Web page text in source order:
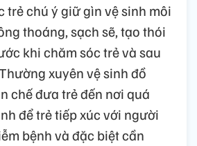
trẻ chú ý giữ gìn vệ sinh môi
thoáng, sạch sẽ, tạo thói
khi chăm sóc trẻ và sau
xuyên vệ sinh đồ
chế đưa trẻ đến nơi quá
để trẻ tiếp xúc với người
bệnh và đặc biệt cần